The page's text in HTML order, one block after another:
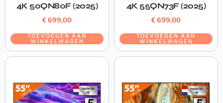
4K 50QN80F (2025)
€699,00
TOEVOEGEN AAN
WINKELWAGEN
4K 55QN73F (2025)
€699,00
TOEVOEGEN AAN
WINKELWAGEN